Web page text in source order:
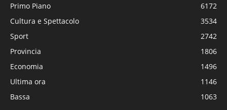
Primo Piano
6172
Cultura e Spettacolo
3534
Sport
2742
Provincia
1806
Economia
1496
Ultima ora
1146
Bassa
1063